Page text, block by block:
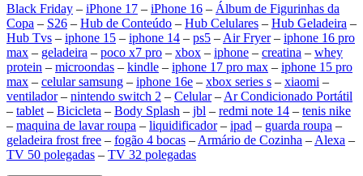
Black Friday – iPhone 17 – iPhone 16 – Álbum de Figurinhas da
Copa – S26 – Hub de Conteúdo – Hub Celulares – Hub Geladeira –
Hub Tvs – iphone 15 – iphone 14 – ps5 – Air Fryer– iphone 16 pro
max – geladeira – poco x7 pro – xbox – iphone – creatina – whey
protein – microondas – kindle – iphone 17 pro max – iphone 15 pro
max – celular samsung – iphone 16e – xbox series s – xiaomi –
ventilador– nintendo switch 2 – Celular– Ar Condicionado Portátil
– tablet – Bicicleta – Body Splash – jbl – redmi note 14 – tenis nike
– maquina de lavar roupa – liquidificador– ipad – guarda roupa –
geladeira frost free – fogão 4 bocas – Armário de Cozinha – Alexa –
TV 50 polegadas – TV 32 polegadas